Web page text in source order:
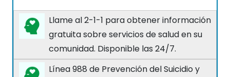
Llame al 2-1-1 para obtener información
gratuita sobre servicios de salud en su
comunidad. Disponible las 24/7.
Línea 988 de Prevención del Suicidio y